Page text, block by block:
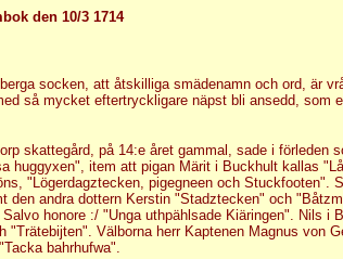
den 10/3 1714
socken, att åtskilliga smädenamn och ord, är
så mycket eftertryckligare näpst bli ansedd, som
skattegård, på 14:e året gammal, sade i förleden
item att pigan Märit i Buckhult kallas
"Lögerdagztecken, pigegneen och Stuckfooten".
andra dottern Kerstin "Stadztecken" och
honore :/ "Unga uthpählsade Kiäringen". Nils i
Välborna herr Kaptenen Magnus von
bahrhufwa".